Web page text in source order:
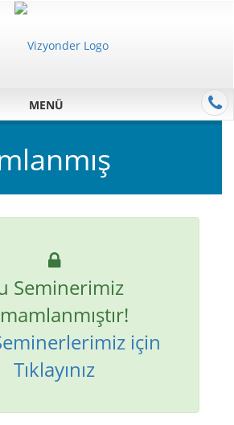
MENÜ
Seminerimiz
için
Tıklayınız